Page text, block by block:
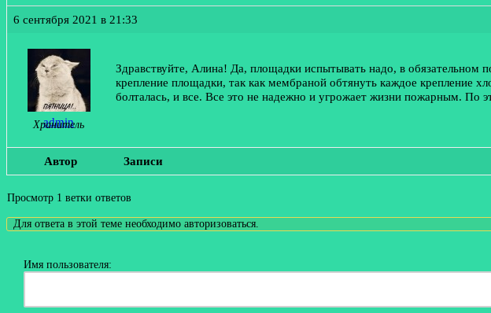
6 сентября 2021 в 21:33
admin
Хранитель
Здравствуйте, Алина! Да, площадки испытывать надо, в обязательном
крепление площадки, так как мембраной обтянуть каждое крепление
болталась, и все. Все это не надежно и угрожает жизни пожарным. По
Автор Записи
Просмотр 1 ветки ответов
Для ответа в этой теме необходимо авторизоваться.
Имя пользователя: